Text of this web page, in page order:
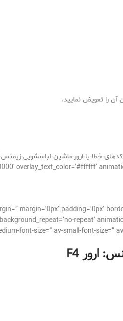
آن را تعویض نمایید.
margin=’0px’ padding=’0px’
repeat’
ارورF4